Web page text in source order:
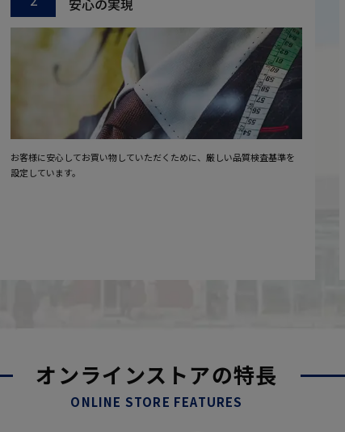
安心の実現
お客様に安心してお買い物していただくために、厳しい品質検査基準を
設定しています。
オンラインストアの特長
ONLINE STORE FEATURES